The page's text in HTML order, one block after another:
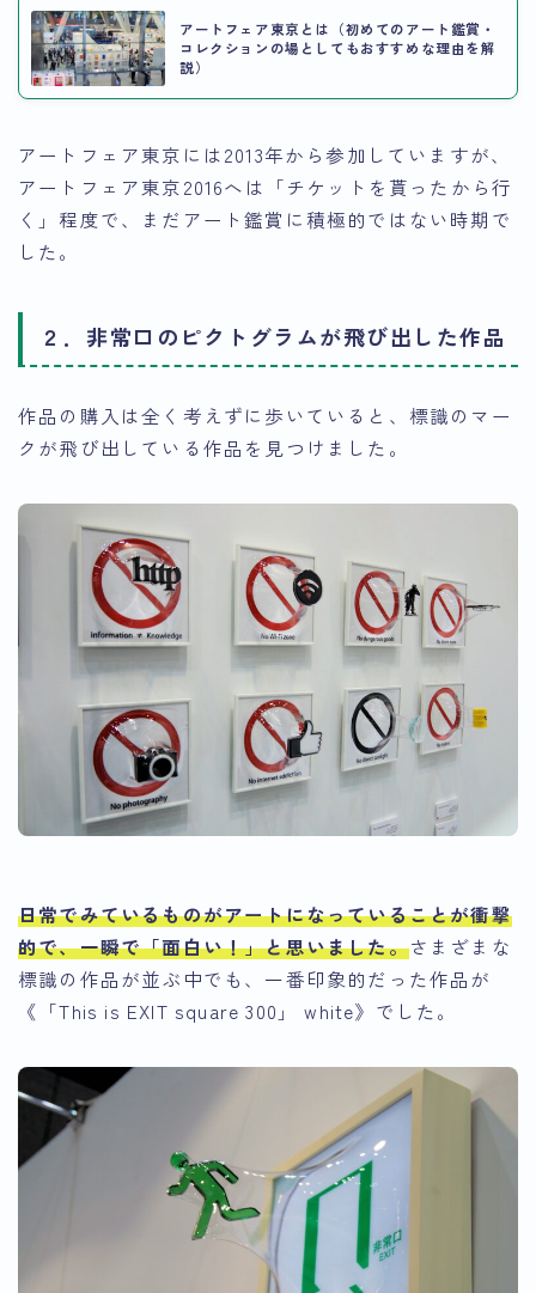
アートフェア東京とは（初めてのアート鑑賞・
コレクションの場としてもおすすめな理由を解
説）
アートフェア東京には2013年から参加していますが、
アートフェア東京2016へは「チケットを貰ったから行
く」程度で、まだアート鑑賞に積極的ではない時期で
した。
２．非常口のピクトグラムが飛び出した作品
作品の購入は全く考えずに歩いていると、標識のマー
クが飛び出している作品を見つけました。
日常でみているものがアートになっていることが衝撃
的で、一瞬で「面白い！」と思いました。さまざまな
標識の作品が並ぶ中でも、一番印象的だった作品が
《「This is EXIT square 300」 white》でした。